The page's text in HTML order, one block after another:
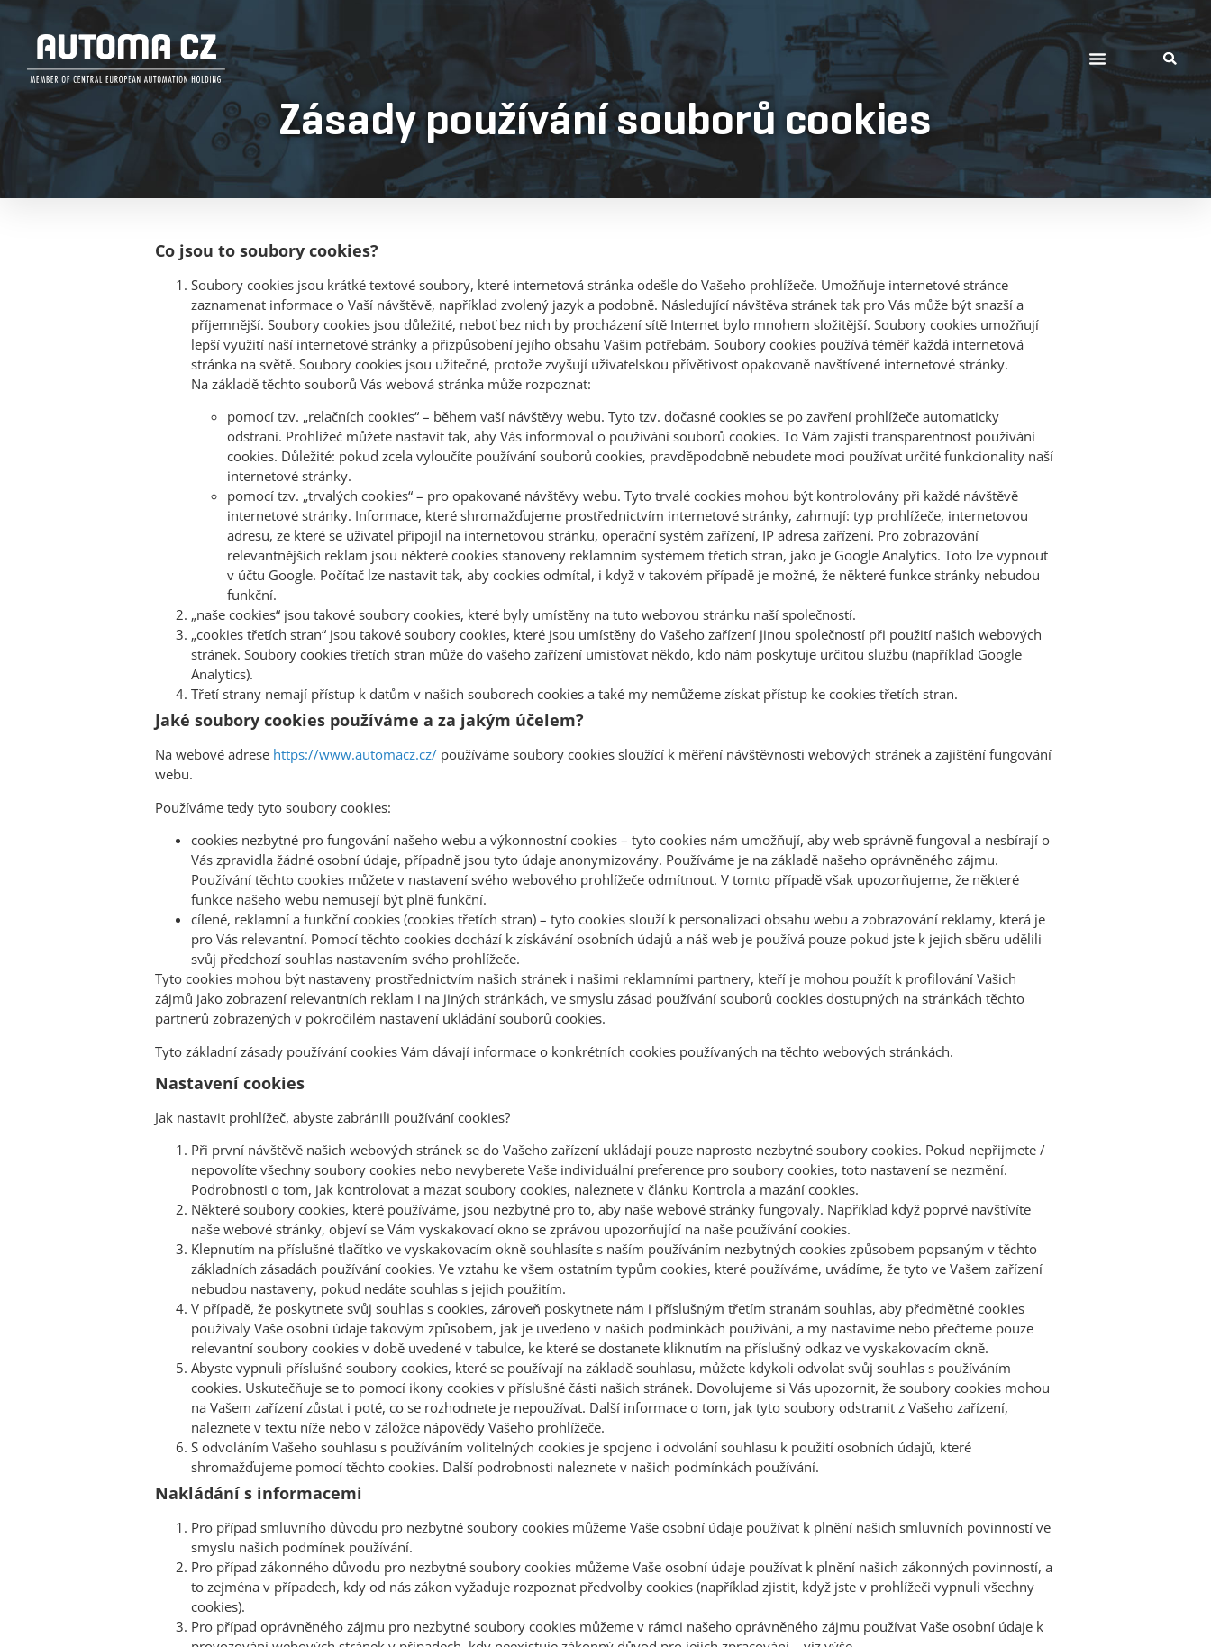
Zásady používání souborů cookies
Co jsou to soubory cookies?
Soubory cookies jsou krátké textové soubory, které internetová stránka odešle do Vašeho prohlížeče. Umožňuje internetové stránce
zaznamenat informace o Vaší návštěvě, například zvolený jazyk a podobně. Následující návštěva stránek tak pro Vás může být snazší a
příjemnější. Soubory cookies jsou důležité, neboť bez nich by procházení sítě Internet bylo mnohem složitější. Soubory cookies umožňují
lepší využití naší internetové stránky a přizpůsobení jejího obsahu Vašim potřebám. Soubory cookies používá téměř každá internetová
stránka na světě. Soubory cookies jsou užitečné, protože zvyšují uživatelskou přívětivost opakovaně navštívené internetové stránky.
Na základě těchto souborů Vás webová stránka může rozpoznat:
pomocí tzv. „relačních cookies“ – během vaší návštěvy webu. Tyto tzv. dočasné cookies se po zavření prohlížeče automaticky
odstraní. Prohlížeč můžete nastavit tak, aby Vás informoval o používání souborů cookies. To Vám zajistí transparentnost používání
cookies. Důležité: pokud zcela vyloučíte používání souborů cookies, pravděpodobně nebudete moci používat určité funkcionality naší
internetové stránky.
pomocí tzv. „trvalých cookies“ – pro opakované návštěvy webu. Tyto trvalé cookies mohou být kontrolovány při každé návštěvě
internetové stránky. Informace, které shromažďujeme prostřednictvím internetové stránky, zahrnují: typ prohlížeče, internetovou
adresu, ze které se uživatel připojil na internetovou stránku, operační systém zařízení, IP adresa zařízení. Pro zobrazování
relevantnějších reklam jsou některé cookies stanoveny reklamním systémem třetích stran, jako je Google Analytics. Toto lze vypnout
v účtu Google. Počítač lze nastavit tak, aby cookies odmítal, i když v takovém případě je možné, že některé funkce stránky nebudou
funkční.
„naše cookies“ jsou takové soubory cookies, které byly umístěny na tuto webovou stránku naší společností.
„cookies třetích stran“ jsou takové soubory cookies, které jsou umístěny do Vašeho zařízení jinou společností při použití našich webových
stránek. Soubory cookies třetích stran může do vašeho zařízení umisťovat někdo, kdo nám poskytuje určitou službu (například Google
Analytics).
Třetí strany nemají přístup k datům v našich souborech cookies a také my nemůžeme získat přístup ke cookies třetích stran.
Jaké soubory cookies používáme a za jakým účelem?
Na webové adrese https://www.automacz.cz/ používáme soubory cookies sloužící k měření návštěvnosti webových stránek a zajištění fungování
webu.
Používáme tedy tyto soubory cookies:
cookies nezbytné pro fungování našeho webu a výkonnostní cookies – tyto cookies nám umožňují, aby web správně fungoval a nesbírají o
Vás zpravidla žádné osobní údaje, případně jsou tyto údaje anonymizovány. Používáme je na základě našeho oprávněného zájmu.
Používání těchto cookies můžete v nastavení svého webového prohlížeče odmítnout. V tomto případě však upozorňujeme, že některé
funkce našeho webu nemusejí být plně funkční.
cílené, reklamní a funkční cookies (cookies třetích stran) – tyto cookies slouží k personalizaci obsahu webu a zobrazování reklamy, která je
pro Vás relevantní. Pomocí těchto cookies dochází k získávání osobních údajů a náš web je používá pouze pokud jste k jejich sběru udělili
svůj předchozí souhlas nastavením svého prohlížeče.
Tyto cookies mohou být nastaveny prostřednictvím našich stránek i našimi reklamními partnery, kteří je mohou použít k profilování Vašich
zájmů jako zobrazení relevantních reklam i na jiných stránkách, ve smyslu zásad používání souborů cookies dostupných na stránkách těchto
partnerů zobrazených v pokročilém nastavení ukládání souborů cookies.
Tyto základní zásady používání cookies Vám dávají informace o konkrétních cookies používaných na těchto webových stránkách.
Nastavení cookies
Jak nastavit prohlížeč, abyste zabránili používání cookies?
Při první návštěvě našich webových stránek se do Vašeho zařízení ukládají pouze naprosto nezbytné soubory cookies. Pokud nepřijmete /
nepovolíte všechny soubory cookies nebo nevyberete Vaše individuální preference pro soubory cookies, toto nastavení se nezmění.
Podrobnosti o tom, jak kontrolovat a mazat soubory cookies, naleznete v článku Kontrola a mazání cookies.
Některé soubory cookies, které používáme, jsou nezbytné pro to, aby naše webové stránky fungovaly. Například když poprvé navštívíte
naše webové stránky, objeví se Vám vyskakovací okno se zprávou upozorňující na naše používání cookies.
Klepnutím na příslušné tlačítko ve vyskakovacím okně souhlasíte s naším používáním nezbytných cookies způsobem popsaným v těchto
základních zásadách používání cookies. Ve vztahu ke všem ostatním typům cookies, které používáme, uvádíme, že tyto ve Vašem zařízení
nebudou nastaveny, pokud nedáte souhlas s jejich použitím.
V případě, že poskytnete svůj souhlas s cookies, zároveň poskytnete nám i příslušným třetím stranám souhlas, aby předmětné cookies
používaly Vaše osobní údaje takovým způsobem, jak je uvedeno v našich podmínkách používání, a my nastavíme nebo přečteme pouze
relevantní soubory cookies v době uvedené v tabulce, ke které se dostanete kliknutím na příslušný odkaz ve vyskakovacím okně.
Abyste vypnuli příslušné soubory cookies, které se používají na základě souhlasu, můžete kdykoli odvolat svůj souhlas s používáním
cookies. Uskutečňuje se to pomocí ikony cookies v příslušné části našich stránek. Dovolujeme si Vás upozornit, že soubory cookies mohou
na Vašem zařízení zůstat i poté, co se rozhodnete je nepoužívat. Další informace o tom, jak tyto soubory odstranit z Vašeho zařízení,
naleznete v textu níže nebo v záložce nápovědy Vašeho prohlížeče.
S odvoláním Vašeho souhlasu s používáním volitelných cookies je spojeno i odvolání souhlasu k použití osobních údajů, které
shromažďujeme pomocí těchto cookies. Další podrobnosti naleznete v našich podmínkách používání.
Nakládání s informacemi
Pro případ smluvního důvodu pro nezbytné soubory cookies můžeme Vaše osobní údaje používat k plnění našich smluvních povinností ve
smyslu našich podmínek používání.
Pro případ zákonného důvodu pro nezbytné soubory cookies můžeme Vaše osobní údaje používat k plnění našich zákonných povinností, a
to zejména v případech, kdy od nás zákon vyžaduje rozpoznat předvolby cookies (například zjistit, když jste v prohlížeči vypnuli všechny
cookies).
Pro případ oprávněného zájmu pro nezbytné soubory cookies můžeme v rámci našeho oprávněného zájmu používat Vaše osobní údaje k